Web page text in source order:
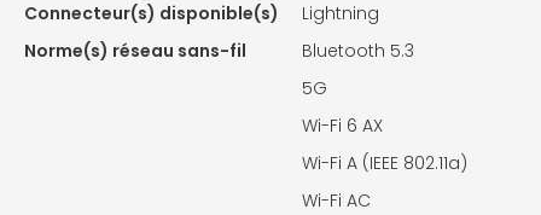
Connecteur(s) disponible(s)
Lightning
Norme(s) réseau sans-fil
Bluetooth 5.3
5G
Wi-Fi 6 AX
Wi-Fi A (IEEE 802.11a)
Wi-Fi AC